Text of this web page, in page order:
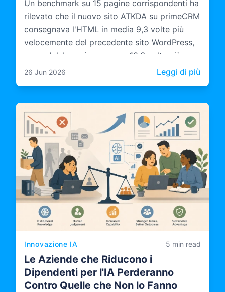
Un benchmark su 15 pagine corrispondenti ha
rilevato che il nuovo sito ATKDA su primeCRM
consegnava l'HTML in media 9,3 volte più
velocemente del precedente sito WordPress,
con un'elaborazione server 10,6 volte più
rapida.
26 Jun 2026 Leggi di più
Innovazione IA 5 min read
Le Aziende che Riducono i
Dipendenti per l'IA Perderanno
Contro Quelle che Non lo Fanno